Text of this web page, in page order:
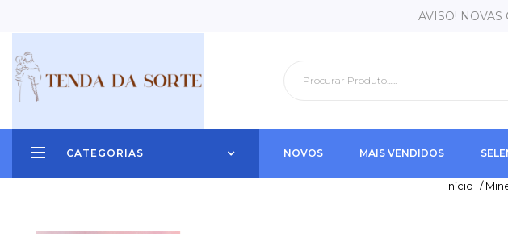
AVISO!
CATEGORIAS NOVOS MAIS VENDIDOS
Início /